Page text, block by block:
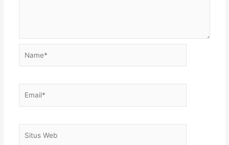
Web